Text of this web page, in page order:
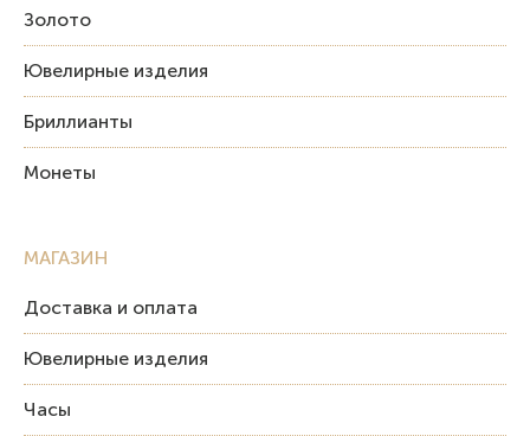
Золото
Ювелирные изделия
Бриллианты
Монеты
МАГАЗИН
Доставка и оплата
Ювелирные изделия
Часы